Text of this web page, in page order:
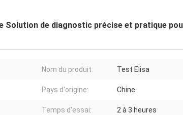
Solution de diagnostic précise et pratique
Nom du produit: Test Elisa
Pays d'origine: Chine
Temps d'essai: 2 à 3 heures